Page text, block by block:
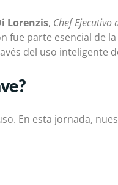
Lorenzis, Chef Ejecutivo
fue parte esencial de
del uso inteligente
En esta jornada,